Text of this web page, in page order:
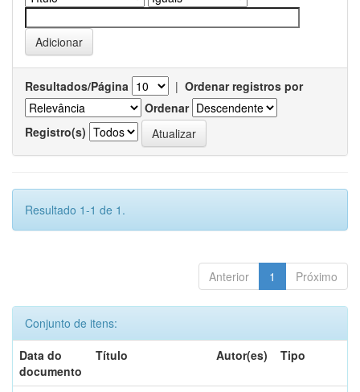
Resultados/Página | Ordenar registros por
Ordenar
Registro(s)
Resultado 1-1 de 1.
Anterior 1 Próximo
Conjunto de itens:
Data do
documento
Título Autor(es) Tipo